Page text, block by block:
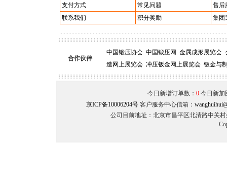
支付方式
常见问题
售后
联系我们
积分奖励 集团
合作伙伴
中国锻压协会 中国锻压网 金属成形展览会
造网上展览会 冲压钣金网上展览会 钣金与
今日新增订单数： 0今日新加
京ICP备10006204号 客户服务中心信箱：
公司目前地址：北京市昌平区北清路中关